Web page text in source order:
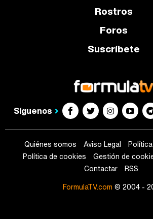
Rostros
Foros
Suscríbete
Síguenos
Quiénes somos Aviso Legal
Política de cookies
Gestión de
Contactar
RSS
FormulaTV.com © 2004 -